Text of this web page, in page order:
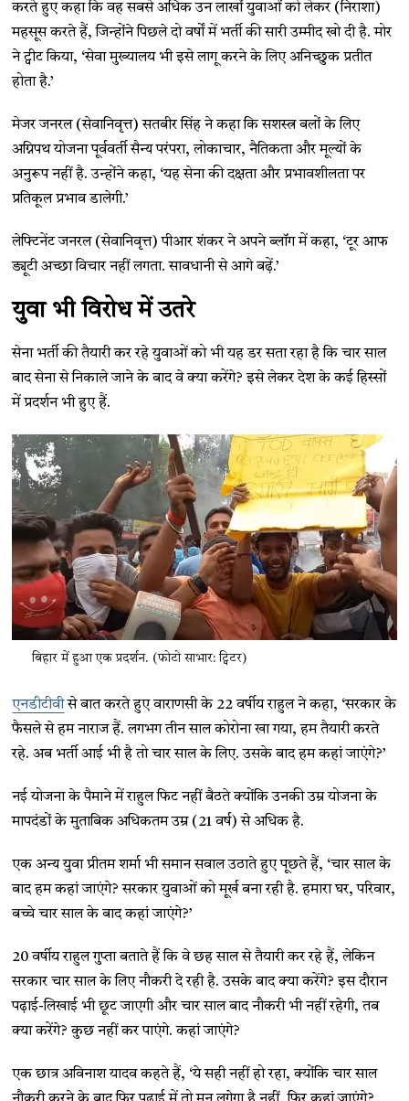
करते हुए कहा कि वह सबसे अधिक उन लाखों युवाओं को लेकर (निराशा)
महसूस करते हैं, जिन्होंने पिछले दो वर्षों में भर्ती की सारी उम्मीद खो दी है. मोर
ने ट्वीट किया, ‘सेवा मुख्यालय भी इसे लागू करने के लिए अनिच्छुक प्रतीत
होता है.’
मेजर जनरल (सेवानिवृत्त) सतबीर सिंह ने कहा कि सशस्त्र बलों के लिए
अग्निपथ योजना पूर्ववर्ती सैन्य परंपरा, लोकाचार, नैतिकता और मूल्यों के
अनुरूप नहीं है. उन्होंने कहा, ‘यह सेना की दक्षता और प्रभावशीलता पर
प्रतिकूल प्रभाव डालेगी.’
लेफ्टिनेंट जनरल (सेवानिवृत्त) पीआर शंकर ने अपने ब्लॉग में कहा, ‘टूर आफ
ड्यूटी अच्छा विचार नहीं लगता. सावधानी से आगे बढ़ें.’
युवा भी विरोध में उतरे
सेना भर्ती की तैयारी कर रहे युवाओं को भी यह डर सता रहा है कि चार साल
बाद सेना से निकाले जाने के बाद वे क्या करेंगे? इसे लेकर देश के कई हिस्सों
में प्रदर्शन भी हुए हैं.
बिहार में हुआ एक प्रदर्शन. (फोटो साभार: ट्विटर)
एनडीटीवीसे बात करते हुए वाराणसी के 22 वर्षीय राहुल ने कहा, ‘सरकार के
फैसले से हम नाराज हैं. लगभग तीन साल कोरोना खा गया, हम तैयारी करते
रहे. अब भर्ती आई भी है तो चार साल के लिए. उसके बाद हम कहां जाएंगे?’
नई योजना के पैमाने में राहुल फिट नहीं बैठते क्योंकि उनकी उम्र योजना के
मापदंडों के मुताबिक अधिकतम उम्र (21 वर्ष) से अधिक है.
एक अन्य युवा प्रीतम शर्मा भी समान सवाल उठाते हुए पूछते हैं, ‘चार साल के
बाद हम कहां जाएंगे? सरकार युवाओं को मूर्ख बना रही है. हमारा घर, परिवार,
बच्चे चार साल के बाद कहां जाएंगे?’
20 वर्षीय राहुल गुप्ता बताते हैं कि वे छह साल से तैयारी कर रहे हैं, लेकिन
सरकार चार साल के लिए नौकरी दे रही है. उसके बाद क्या करेंगे? इस दौरान
पढ़ाई-लिखाई भी छूट जाएगी और चार साल बाद नौकरी भी नहीं रहेगी, तब
क्या करेंगे? कुछ नहीं कर पाएंगे. कहां जाएंगे?
एक छात्र अविनाश यादव कहते हैं, ‘ये सही नहीं हो रहा, क्योंकि चार साल